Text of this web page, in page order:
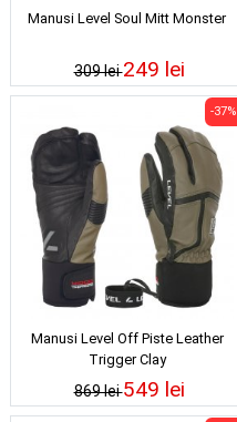
Manusi Level Soul Mitt Monster
309 lei249 lei
Manusi Level Off Piste Leather
Trigger Clay
869 lei
-37%
549 lei